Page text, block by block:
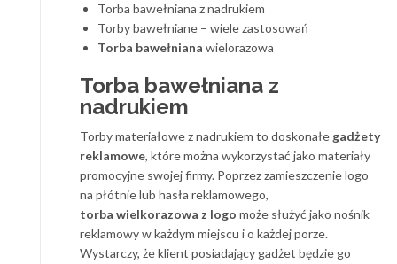
Torba bawełniana z nadrukiem
Torby bawełniane – wiele zastosowań
Torba bawełniana wielorazowa
Torba bawełniana z
nadrukiem
Torby materiałowe z nadrukiem to doskonałe gadżety
reklamowe, które można wykorzystać jako materiały
promocyjne swojej firmy. Poprzez zamieszczenie logo
na płótnie lub hasła reklamowego,
torba wielkorazowa z logo może służyć jako nośnik
reklamowy w każdym miejscu i o każdej porze.
Wystarczy, że klient posiadający gadżet będzie go